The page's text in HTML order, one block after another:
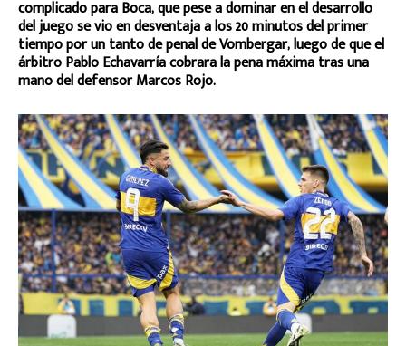
complicado para Boca, que pese a dominar en el desarrollo
del juego se vio en desventaja a los 20 minutos del primer
tiempo por un tanto de penal de Vombergar, luego de que el
árbitro Pablo Echavarría cobrara la pena máxima tras una
mano del defensor Marcos Rojo.